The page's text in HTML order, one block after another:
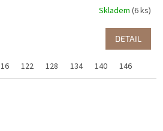
Skladem (6 ks)
DETAIL
122 128 134 140 146